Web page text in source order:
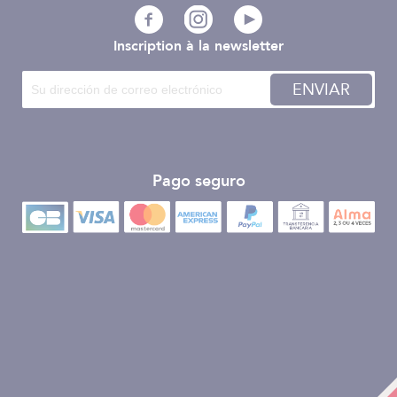
Inscription à la newsletter
ENVIAR
Pago seguro